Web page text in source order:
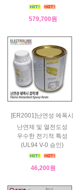
579,700원
[ER2001]난연성 에폭시
난연제 및 열전도성
우수한 전기적 특성
(UL94 V-0 승인)
46,200원